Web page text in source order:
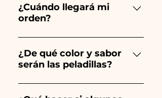
totalmente a mano, ¡por lo que
su creación lleva mucho
por lo que siempre
recomendamos realizar tu
¿Cuándo llegará mi
orden?
Se garantiza la recepción del
pedido 10/15 días antes del
evento.
¿De qué color y sabor
serán las peladillas?
El sabor de las peladillas